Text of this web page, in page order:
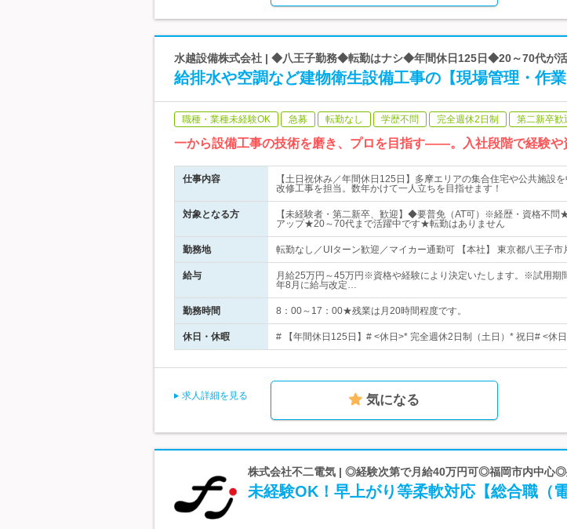
水越設備株式会社 | ◆八王子勤務◆転勤はナシ◆年間休日125日◆20～70代が
給排水や空調など建物衛生設備工事の【現場管理・作業
職種・業種未経験OK 急募 転勤なし 学歴不問 完全週休2日制 第二新卒歓
一から設備工事の技術を磨き、プロを目指す――。入社段階で経験や
仕事内容
【土日祝休み／年間休日125日】多摩エリアの集合住宅や公共施設
改修工事を担当。数年かけて一人立ちを目指せます！
対象となる方
【未経験者・第二新卒、歓迎】◆要普免（AT可）※経歴・資格不問
アップ★20～70代まで活躍中です★転勤はありません
勤務地 転勤なし／UIターン歓迎／マイカー通勤可 【本社】 東京都八王子
給与
月給25万円～45万円※資格や経験により決定いたします。※試用期
年8月に給与改定…
勤務時間 8：00～17：00★残業は月20時間程度です。
休日・休暇 # 【年間休日125日】# <休日>* 完全週休2日制（土日）* 祝日# <休
求人詳細を見る 気になる
株式会社不二電気 | ◎経験次第で月給40万円可◎福岡市内中心
未経験OK！早上がり等柔軟対応【総合職（